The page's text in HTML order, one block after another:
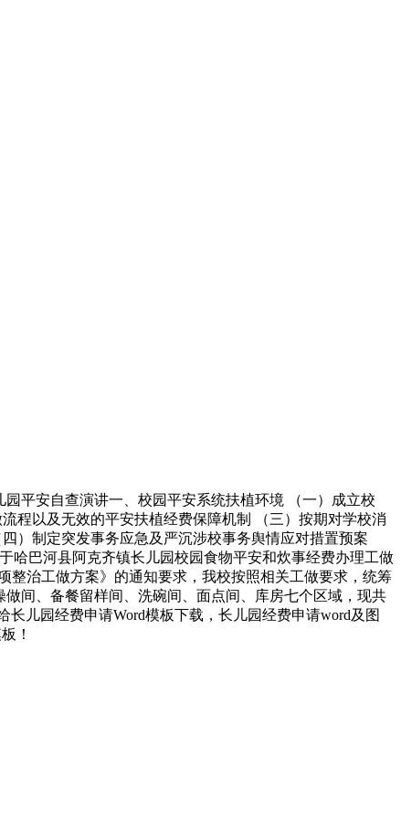
平安自查演讲一、校园平安系统扶植环境 （一）成立校
程以及无效的平安扶植经费保障机制 （三）按期对学校消
）制定突发事务应急及严沉涉校事务舆情应对措置预案
哈巴河县阿克齐镇长儿园校园食物平安和炊事经费办理工做
整治工做方案》的通知要求，我校按照相关工做要求，统筹
间、备餐留样间、洗碗间、面点间、库房七个区域，现共
儿园经费申请Word模板下载，长儿园经费申请word及图
！